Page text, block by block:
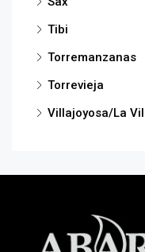
Tibi
Torremanzanas
Torrevieja
Villajoyosa/La